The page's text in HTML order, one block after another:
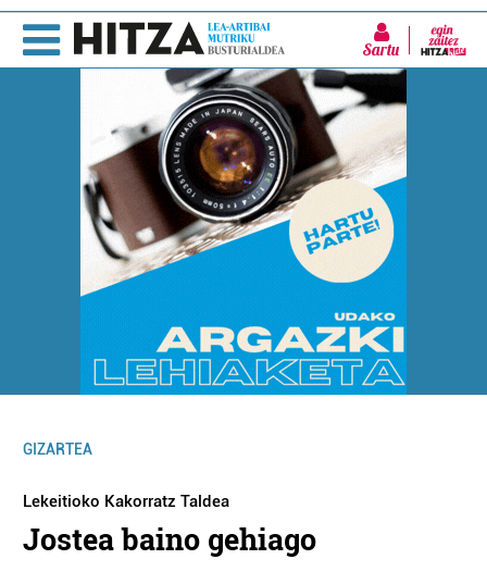
Sartu
GIZARTEA
Lekeitioko Kakorratz Taldea
Jostea baino gehiago